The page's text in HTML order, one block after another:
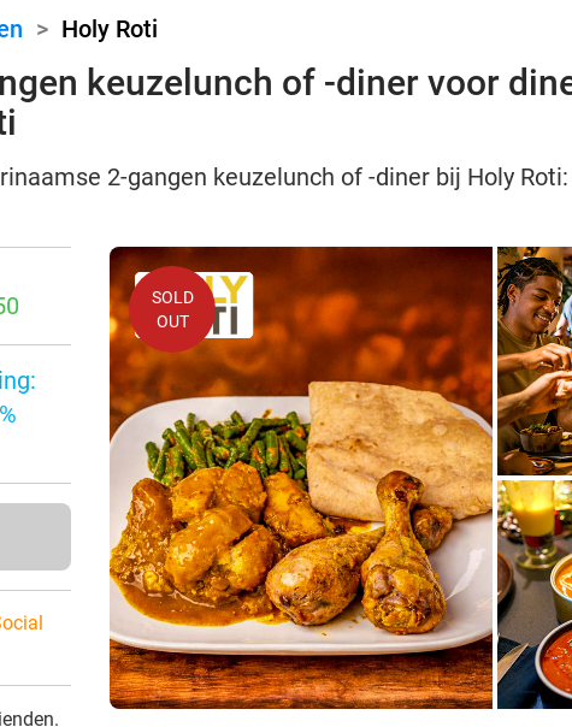
> Holy Roti
keuzelunch of -diner voor
2-gangen keuzelunch of -diner bij Holy
SOLD
OUT